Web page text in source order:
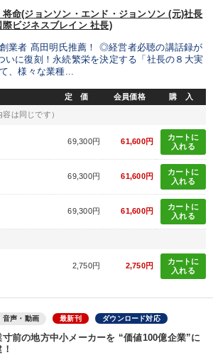
命(ジョンソン・エンド・ジョンソン (元)社長
際ビジネスブレイン 社長)
業者 髙田明氏推薦！ ◎経営者必聴の講話録が
いに復刻！永続繁栄を決定する「社長の８大実
様々な業種...
定 価 会員価格 購 入
容は同じです）
69,300円 61,600円
カートに
入れる
69,300円 61,600円
カートに
入れる
69,300円 61,600円
カートに
入れる
2,750円 2,750円
カートに
入れる
音声・動画 最新刊 ダウンロード対応
寸前の地方中小メーカーを “価値100億企業”に